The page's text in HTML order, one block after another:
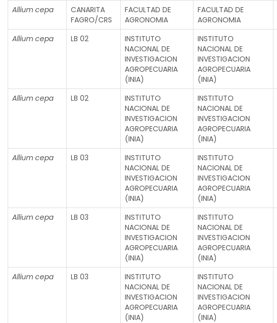
Allium cepa
CANARITA
FAGRO/CRS
FACULTAD DE
AGRONOMIA
FACULTAD DE
AGRONOMIA
Allium cepa LB 02
INSTITUTO
NACIONAL DE
INVESTIGACION
AGROPECUARIA
(INIA)
INSTITUTO
NACIONAL DE
INVESTIGACION
AGROPECUARIA
(INIA)
Allium cepa LB 02
INSTITUTO
NACIONAL DE
INVESTIGACION
AGROPECUARIA
(INIA)
INSTITUTO
NACIONAL DE
INVESTIGACION
AGROPECUARIA
(INIA)
Allium cepa LB 03
INSTITUTO
NACIONAL DE
INVESTIGACION
AGROPECUARIA
(INIA)
INSTITUTO
NACIONAL DE
INVESTIGACION
AGROPECUARIA
(INIA)
Allium cepa LB 03
INSTITUTO
NACIONAL DE
INVESTIGACION
AGROPECUARIA
(INIA)
INSTITUTO
NACIONAL DE
INVESTIGACION
AGROPECUARIA
(INIA)
Allium cepa LB 03
INSTITUTO
NACIONAL DE
INVESTIGACION
AGROPECUARIA
(INIA)
INSTITUTO
NACIONAL DE
INVESTIGACION
AGROPECUARIA
(INIA)